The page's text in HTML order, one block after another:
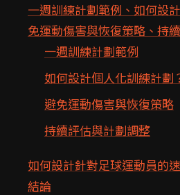
一週訓練計劃範例、如何設
免運動傷害與恢復策略、持
一週訓練計劃範例
如何設計個人化訓練計劃
避免運動傷害與恢復策略
持續評估與計劃調整
如何設計針對足球運動員的
結論